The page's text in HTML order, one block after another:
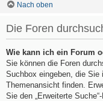
Nach oben
Die Foren
Wie kann ich ein Forum
Sie können die Foren
Suchbox eingeben, die Sie
Themenansicht finden.
Sie den „Erweiterte